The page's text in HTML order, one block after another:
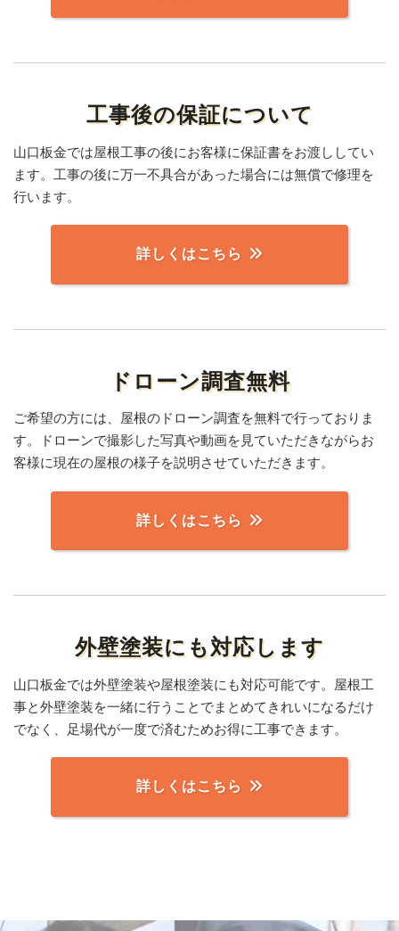
工事後の保証について
山口板金では屋根工事の後にお客様に保証書をお渡ししてい
ます。工事の後に万一不具合があった場合には無償で修理を
行います。
詳しくはこちら
ドローン調査無料
ご希望の方には、屋根のドローン調査を無料で行っておりま
す。ドローンで撮影した写真や動画を見ていただきながらお
客様に現在の屋根の様子を説明させていただきます。
詳しくはこちら
外壁塗装にも対応します
山口板金では外壁塗装や屋根塗装にも対応可能です。屋根工
事と外壁塗装を一緒に行うことでまとめてきれいになるだけ
でなく、足場代が一度で済むためお得に工事できます。
詳しくはこちら